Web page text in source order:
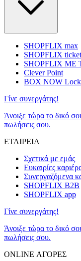
SHOPFLIX max
SHOPFLIX
SHOPFLIX ΜΕ
Clever Point
BOX NOW
Γίνε συνεργάτης!
Άνοιξε τώρα το δικό
πωλήσεις σου.
ΕΤΑΙΡΕΙΑ
Σχετικά με εμάς
Ευκαιρίες
Συνεργαζόμενα
SHOPFLIX B2B
SHOPFLIX app
Γίνε συνεργάτης!
Άνοιξε τώρα το δικό
πωλήσεις σου.
ONLINE ΑΓΟΡΕΣ